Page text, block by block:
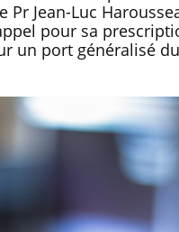
Jean-Luc
pour sa
un port généralisé
charge des
enceintes